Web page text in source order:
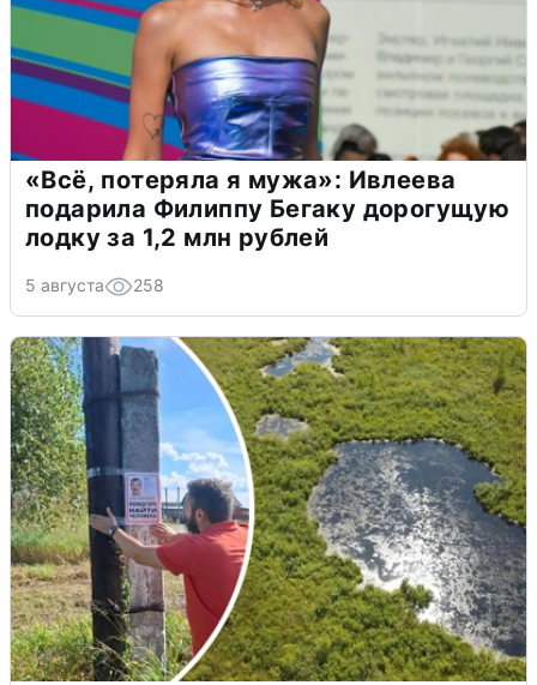
«Всё, потеряла я мужа»: Ивлеева
подарила Филиппу Бегаку дорогущую
лодку за 1,2 млн рублей
5 августа 258